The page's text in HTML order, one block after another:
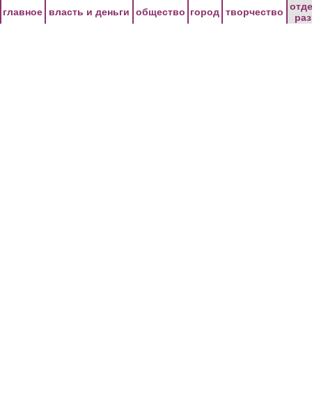
главное власть и деньги общество город творчество